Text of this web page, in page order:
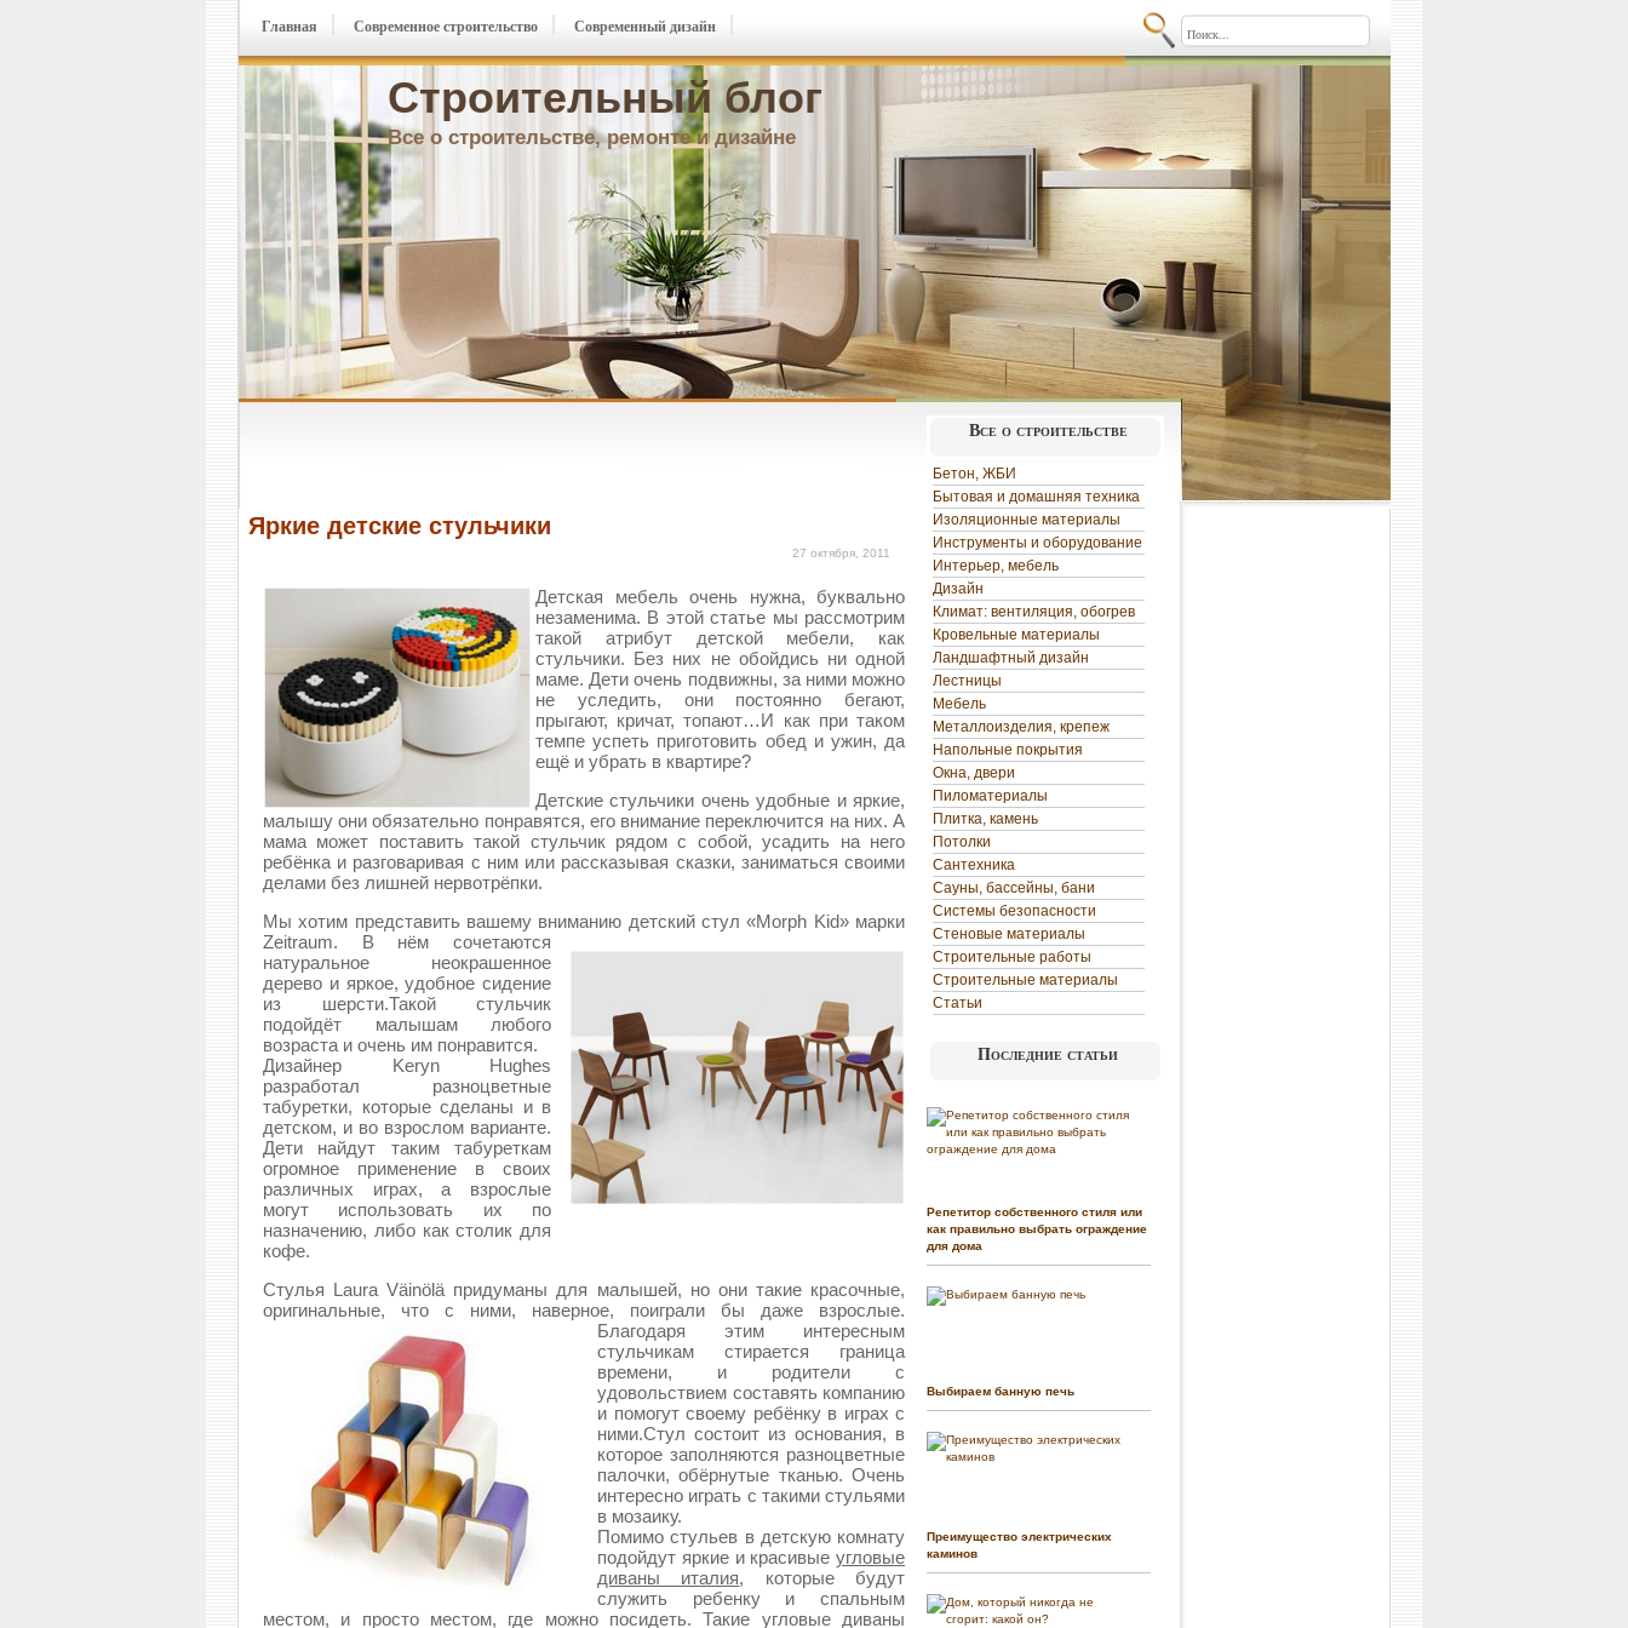
Строительный блог
Все о строительстве, ремонте и дизайне
Главная Современное строительство Современный дизайн
Яркие детские стульчики
27 октября, 2011
Детская мебель очень нужна, буквально
незаменима. В этой статье мы рассмотрим
такой атрибут детской мебели, как
стульчики. Без них не обойдись ни одной
маме. Дети очень подвижны, за ними можно
не уследить, они постоянно бегают,
прыгают, кричат, топают…И как при таком
темпе успеть приготовить обед и ужин, да
ещё и убрать в квартире?
Детские стульчики очень удобные и яркие,
малышу они обязательно понравятся, его внимание переключится на них. А
мама может поставить такой стульчик рядом с собой, усадить на него
ребёнка и разговаривая с ним или рассказывая сказки, заниматься своими
делами без лишней нервотрёпки.
Мы хотим представить вашему вниманию детский стул «Morph Kid» марки
Zeitraum. В нём сочетаются
натуральное неокрашенное
дерево и яркое, удобное сидение
из шерсти.Такой стульчик
подойдёт малышам любого
возраста и очень им понравится.
Дизайнер Keryn Hughes
разработал разноцветные
табуретки, которые сделаны и в
детском, и во взрослом варианте.
Дети найдут таким табуреткам
огромное применение в своих
различных играх, а взрослые
могут использовать их по
назначению, либо как столик для
кофе.
Стулья Laura Väinölä придуманы для малышей, но они такие красочные,
оригинальные, что с ними, наверное, поиграли бы даже взрослые.
Благодаря этим интересным
стульчикам стирается граница
времени, и родители с
удовольствием составять компанию
и помогут своему ребёнку в играх с
ними.Стул состоит из основания, в
которое заполняются разноцветные
палочки, обёрнутые тканью. Очень
интересно играть с такими стульями
в мозаику.
Помимо стульев в детскую комнату
подойдут яркие и красивые угловые
диваны италия, которые будут
служить ребенку и спальным
местом, и просто местом, где можно посидеть. Такие угловые диваны
Все о строительстве
Бетон, ЖБИ
Бытовая и домашняя техника
Изоляционные материалы
Инструменты и оборудование
Интерьер, мебель
Дизайн
Климат: вентиляция, обогрев
Кровельные материалы
Ландшафтный дизайн
Лестницы
Мебель
Металлоизделия, крепеж
Напольные покрытия
Окна, двери
Пиломатериалы
Плитка, камень
Потолки
Сантехника
Сауны, бассейны, бани
Системы безопасности
Стеновые материалы
Строительные работы
Строительные материалы
Статьи
Последние статьи
Репетитор собственного стиля или
как правильно выбрать ограждение
для дома
Выбираем банную печь
Преимущество электрических
каминов